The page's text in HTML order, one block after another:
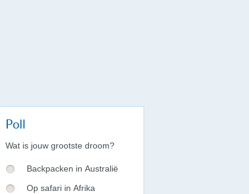
Poll
Wat is jouw grootste droom?
Backpacken in Australië
Op safari in Afrika